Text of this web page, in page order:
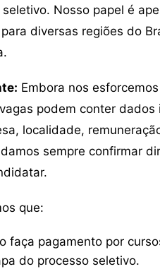
seletivo. Nosso papel é
diversas regiões do
Embora nos
podem conter
localidade,
sempre confirmar
que:
faça pagamento por
do processo seletivo.